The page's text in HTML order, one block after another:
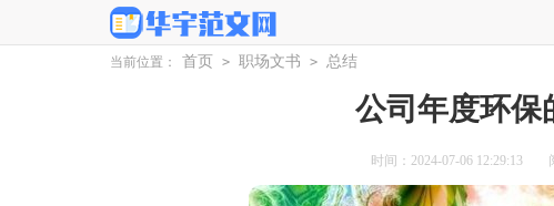
当前位置： 首页 > 职场文书 > 总结
公司年度环保
时间：2024-07-06 12:29:13